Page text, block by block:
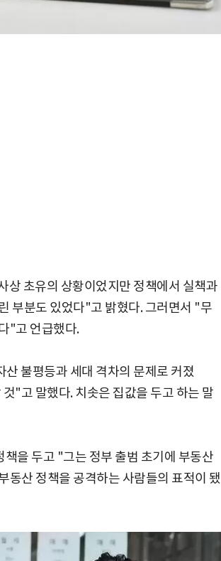
상 초유의 상황이었지만 정책에서 실책과
부분도 있었다"고 밝혔다. 그러면서 "무
"고 언급했다.
불평등과 세대 격차의 문제로 커졌
"고 말했다. 치솟은 집값을 두고 하는 말
을 두고 "그는 정부 출범 초기에 부동산
동산 정책을 공격하는 사람들의 표적이 됐